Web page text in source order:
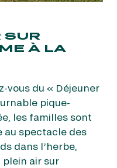
SUR
À LA
vous du « Déjeuner
pique-
les familles sont
au spectacle des
dans l’herbe,
plein air sur